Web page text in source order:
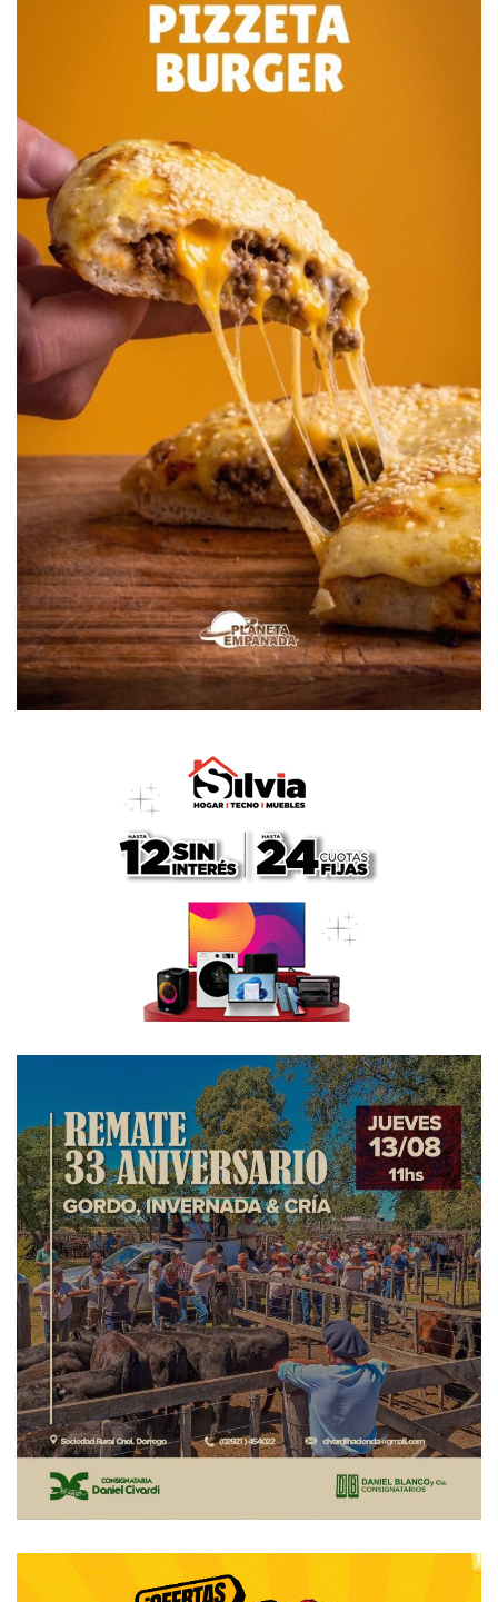
determinado tema, ¿no le parece?…
– Totalmente… ¿Debe hacer mal tanto mate no…? –
pregunta hasta con un tono inocente…
– Y… –le digo– a mí me cuesta horrores dormir por las
noches. Los especialistas alguna vez afirmaron en sus
tesis sobre las desventajas de tomar tanto mate. Entre una
de esas desventajas era que tanto consumo de mate
provoca insomnio…
(Mientras tanto, Pablo asiente con la cabeza… Mientras
tanto, Pablo tiene en brazos a Valentín, su hijo de casi
cinco meses, que descansa plácidamente en brazos de
él… Mientras tanto, las diferentes marcas de yerba o
aquella tradición perdurable en las mujeres que le ponen
rodajas de naranja, de limón o jengibre al mate… eran los
tópicos de una charla que lentamente adquiriría una forma
y un despliegue auténtico…)
– El año pasado me gustó mucho toda la “movida” que tuvo
el fútbol local… Considero que al fútbol lo hacemos entre
todos. El periodismo contribuye demasiado. Creo que se
traza un paralelo en cuanto a la competencia que entre
nosotros, los futbolistas, tenemos… y la competencia que
entre el periodismo se genera. Pienso que la competencia
– Para vos el periodista debe tener…
– Capacidad de asumir lo que el otro siempre ofrezca en
su discurso. Trasladando esta situación al fútbol, el
periodista tiene que asumir su rol más allá de hacer oídos
que estar preparado porque el fútbol genera comentarios
de gente ajena, a niveles insospechados mediante la radio
y las filmaciones de video… Si el periodista no se puede
aislar de esta situación, no puede ser periodista…
– A veces, a veces… Depende mucho de cada uno y de la
apertura que puede tener. Yo siempre entendí que la
crítica sirve para mejorar… hay que saber aceptarla. Lo que
la crítica debe lograr es un cuidado de la forma y el tono
con que va dirigida…
(Ingresa por el cobertizo su mujer Macarena acompañada
por el pícaro Benjamín, el primer retoño de su
matrimonio… Saluda gentilmente y le trae al menor de los
hijos, Valentín, una fina manta blanca con borde azul y se
retira… ¡Claro…! No se puede andar exponiendo por la vida
y al aire libre a los bebés así no más. A lo macho. No, no…
Se debe ser prudente. Se debe cuidarlo. Se debe
adaptarlo… Dos tipos de sonidos nos acompañan en lo que
en apariencias es una apacible tarde dorreguense. Es uno
más pronunciado que el otro… Un sonido que predomina
distinto al otro… El sonido que me refiero no es ni más ni
menos que aquel que nos mantiene en alerta ante la salida